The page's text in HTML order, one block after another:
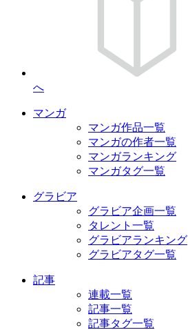
へ
マンガ
マンガ作品一覧
マンガの作者一覧
マンガランキング
マンガタグ一覧
グラビア
グラビア企画一覧
タレント一覧
グラビアランキング
グラビアタグ一覧
記事
連載一覧
記事一覧
記事タグ一覧